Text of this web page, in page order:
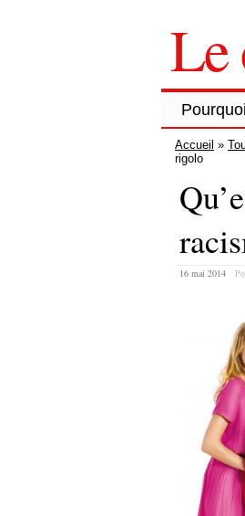
Le
Accueil »
rigolo
16 mai 2014